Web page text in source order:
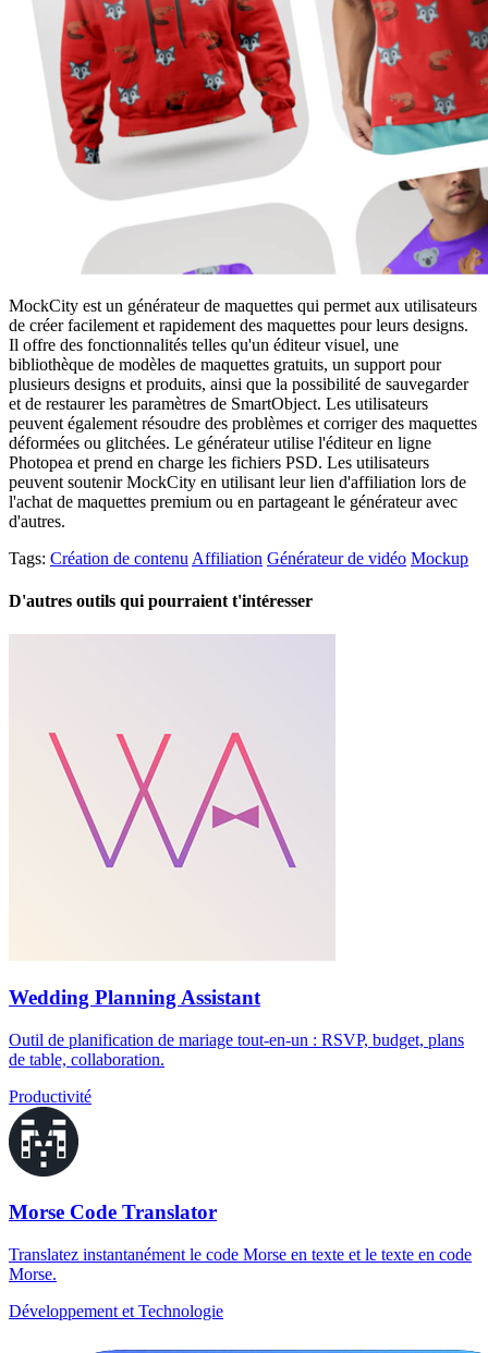
MockCity est un générateur de maquettes qui permet aux utilisateurs
de créer facilement et rapidement des maquettes pour leurs designs.
Il offre des fonctionnalités telles qu'un éditeur visuel, une
bibliothèque de modèles de maquettes gratuits, un support pour
plusieurs designs et produits, ainsi que la possibilité de sauvegarder
et de restaurer les paramètres de SmartObject. Les utilisateurs
peuvent également résoudre des problèmes et corriger des maquettes
déformées ou glitchées. Le générateur utilise l'éditeur en ligne
Photopea et prend en charge les fichiers PSD. Les utilisateurs
peuvent soutenir MockCity en utilisant leur lien d'affiliation lors de
l'achat de maquettes premium ou en partageant le générateur avec
d'autres.
Tags: Création de contenu Affiliation Générateur de vidéo Mockup
D'autres outils qui pourraient t'intéresser
Wedding Planning Assistant
Outil de planification de mariage tout-en-un : RSVP, budget, plans
de table, collaboration.
Productivité
Morse Code Translator
Translatez instantanément le code Morse en texte et le texte en code
Morse.
Développement et Technologie